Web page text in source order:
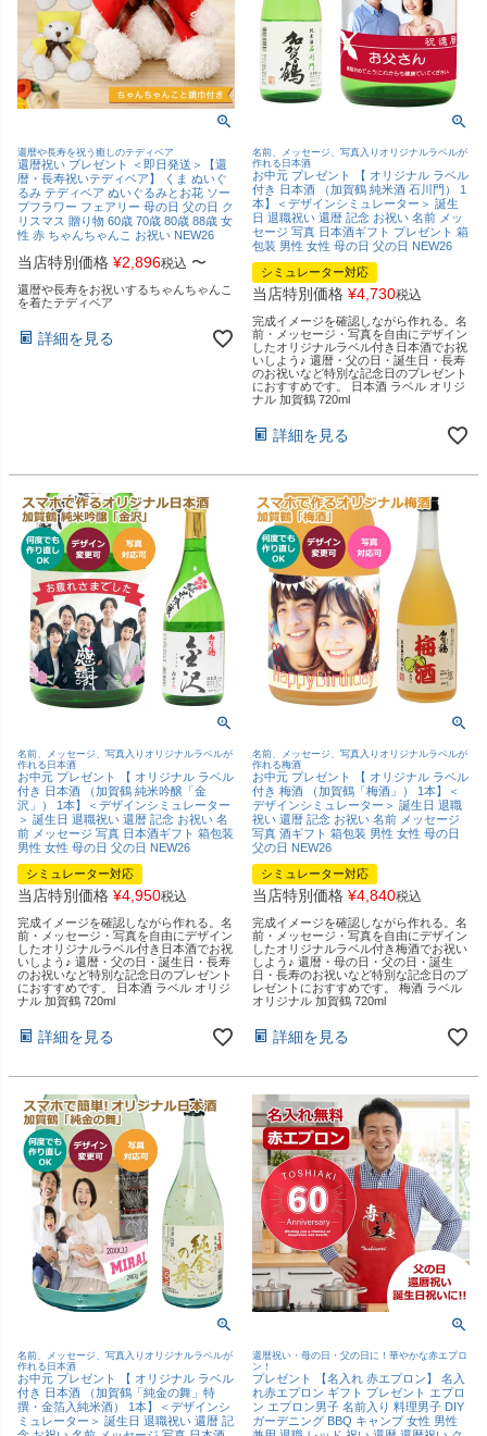
還暦や長寿を祝う癒しのテディベア
還暦祝い プレゼント ＜即日発送＞【還
暦・長寿祝いテディベア】 くま ぬいぐ
るみ テディベア ぬいぐるみとお花 ソー
プフラワー フェアリー 母の日 父の日 ク
リスマス 贈り物 60歳 70歳 80歳 88歳 女
性 赤 ちゃんちゃんこ お祝い NEW26
当店特別価格 ¥2,896税込 〜
還暦や長寿をお祝いするちゃんちゃんこ
を着たテディベア
詳細を見る
名前、メッセージ、写真入りオリジナルラベルが
作れる日本酒
お中元 プレゼント 【 オリジナル ラベル
付き 日本酒 （加賀鶴 純米酒 石川門） 1
本】＜デザインシミュレーター＞ 誕生
日 退職祝い 還暦 記念 お祝い 名前 メッ
セージ 写真 日本酒ギフト プレゼント 箱
包装 男性 女性 母の日 父の日 NEW26
シミュレーター対応
当店特別価格 ¥4,730税込
完成イメージを確認しながら作れる。名
前・メッセージ・写真を自由にデザイン
したオリジナルラベル付き日本酒でお祝
いしよう♪ 還暦・父の日・誕生日・長寿
のお祝いなど特別な記念日のプレゼント
におすすめです。 日本酒 ラベル オリジ
ナル 加賀鶴 720ml
詳細を見る
名前、メッセージ、写真入りオリジナルラベルが
作れる日本酒
お中元 プレゼント 【 オリジナル ラベル
付き 日本酒 （加賀鶴 純米吟醸「金
沢」） 1本】＜デザインシミュレーター
＞ 誕生日 退職祝い 還暦 記念 お祝い 名
前 メッセージ 写真 日本酒ギフト 箱包装
男性 女性 母の日 父の日 NEW26
シミュレーター対応
当店特別価格 ¥4,950税込
完成イメージを確認しながら作れる。名
前・メッセージ・写真を自由にデザイン
したオリジナルラベル付き日本酒でお祝
いしよう♪ 還暦・父の日・誕生日・長寿
のお祝いなど特別な記念日のプレゼント
におすすめです。 日本酒 ラベル オリジ
ナル 加賀鶴 720ml
詳細を見る
名前、メッセージ、写真入りオリジナルラベルが
作れる梅酒
お中元 プレゼント 【 オリジナル ラベル
付き 梅酒 （加賀鶴「梅酒」） 1本】＜
デザインシミュレーター＞ 誕生日 退職
祝い 還暦 記念 お祝い 名前 メッセージ
写真 酒ギフト 箱包装 男性 女性 母の日
父の日 NEW26
シミュレーター対応
当店特別価格 ¥4,840税込
完成イメージを確認しながら作れる。名
前・メッセージ・写真を自由にデザイン
したオリジナルラベル付き梅酒でお祝い
しよう♪ 還暦・母の日・父の日・誕生
日・長寿のお祝いなど特別な記念日のプ
レゼントにおすすめです。 梅酒 ラベル
オリジナル 加賀鶴 720ml
詳細を見る
名前、メッセージ、写真入りオリジナルラベルが
作れる日本酒
お中元 プレゼント 【 オリジナル ラベル
付き 日本酒 （加賀鶴「純金の舞」特
撰・金箔入純米酒） 1本】＜デザインシ
ミュレーター＞ 誕生日 退職祝い 還暦 記
還暦祝い・母の日・父の日に！華やかな赤エプロ
ン！
プレゼント 【名入れ 赤エプロン】 名入
れ赤エプロン ギフト プレゼント エプロ
ン エプロン男子 名前入り 料理男子 DIY
ガーデニング BBQ キャンプ 女性 男性